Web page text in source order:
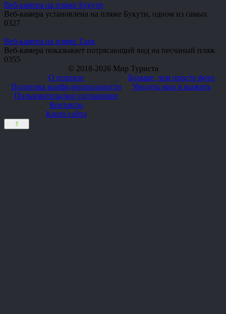
Веб-камера на пляже Букути
Веб-камера установлена на пляже Букути, одном из самых
0327
Веб-камера на пляже Тара
Веб-камера показывает потрясающий вид на песчаный пляж
0355
© 2018-2026 Мир Туриста
О портале
Политика конфиденциальности
Пользовательское соглашение
Контакты
Карта сайта
Больше, чем просто фото
Увидеть мир и выжить